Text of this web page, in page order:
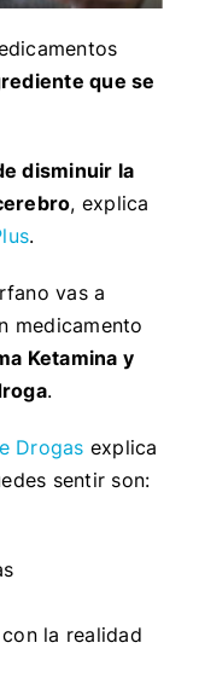
que se
disminuir la
, explica
.
vas a
medicamento
Ketamina y
.
Drogas explica
sentir son:
la realidad